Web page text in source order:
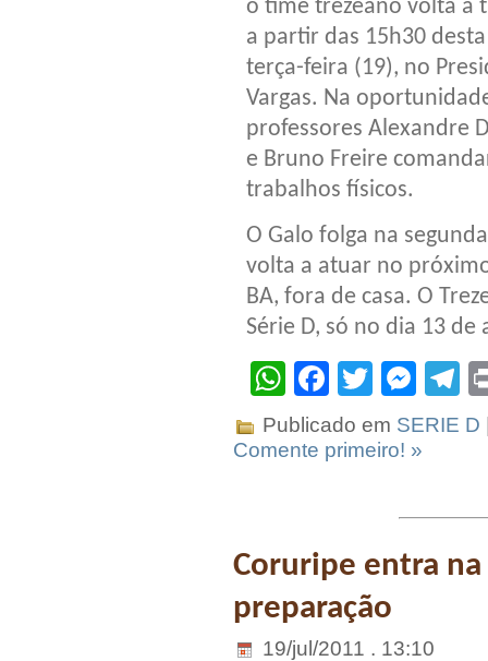
o time trezeano volta a
a partir das 15h30 desta
terça-feira (19), no
Vargas. Na
professores Alexandre
e Bruno Freire
trabalhos físicos.
O Galo folga na
volta a atuar no
BA, fora de casa. O
Série D, só no dia 13
WhatsApp
Facebook
Twitter
Publicado em SERIE D
Comente primeiro! »
Coruripe entra
preparação
19/jul/2011 . 13:10